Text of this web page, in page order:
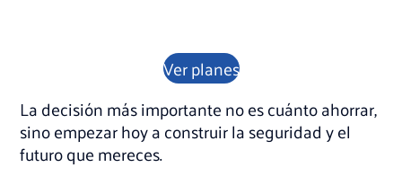
Ver planes
La decisión más importante no es cuánto ahorrar,
sino empezar hoy a construir la seguridad y el
futuro que mereces.